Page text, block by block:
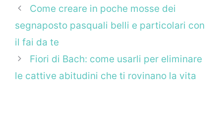
Come creare in poche mosse dei
segnaposto pasquali belli e particolari con
il fai da te
Fiori di Bach: come usarli per eliminare
le cattive abitudini che ti rovinano la vita